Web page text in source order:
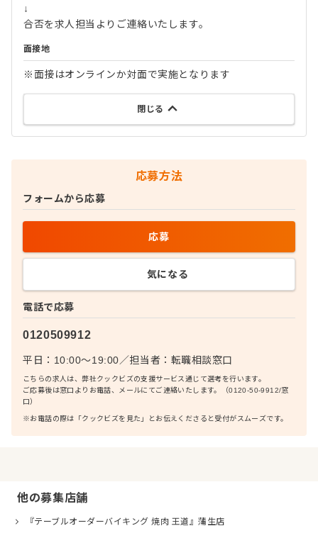
↓
合否を求人担当よりご連絡いたします。
面接地
※面接はオンラインか対面で実施となります
閉じる
応募方法
電話で応募
0120509912
平日：10:00〜19:00／担当者： 転職相談窓口
こちらの求人は、弊社クックビズの支援サービス通じて選考を行います。
ご応募後は窓口よりお電話、メールにてご連絡いたします。（0120-50-9912/窓
口）
※お電話の際は「クックビズを見た」とお伝えくださると受付がスムーズです。
フォームから応募
応募
気になる
他の募集店舗
『テーブルオーダーバイキング 焼肉 王道』蒲生店